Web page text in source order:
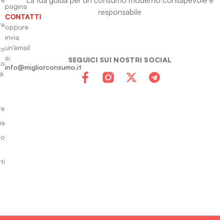
responsabile
SEGUICI SUI NOSTRI SOCIAL
pagina
CONTATTI
oppure
invia
un’email
a:
info@migliorconsumo.it